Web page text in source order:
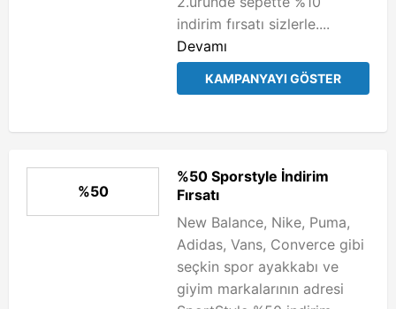
indirim fırsatı sizlerle....
Devamı
KAMPANYAYI GÖSTER
%50
%50 Sporstyle İndirim
Fırsatı
New Balance, Nike, Puma,
Adidas, Vans, Converce gibi
seçkin spor ayakkabı ve
giyim markalarının adresi